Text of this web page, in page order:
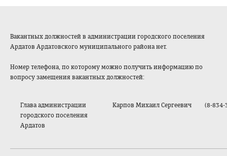
Вакантных должностей в администрации городского поселения
Ардатов Ардатовского муниципального района нет.
Номер телефона, по которому можно получить информацию по
вопросу замещения вакантных должностей:
Глава администрации
городского поселения
Ардатов
Карпов Михаил Сергеевич (8-834-